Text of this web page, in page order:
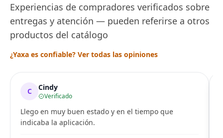
Experiencias de compradores verificados sobre
entregas y atención — pueden referirse a otros
productos del catálogo
¿Yaxa es confiable? Ver todas las opiniones
C Cindy
Verificado
Llego en muy buen estado y en el tiempo que
indicaba la aplicación.